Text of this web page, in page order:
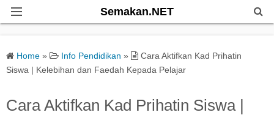
Semakan.NET
Bantuan Kerajaan
Biasiswa
Home » Info Pendidikan »
Cara Aktifkan Kad Prihatin
Siswa | Kelebihan dan Faedah Kepada Pelajar
Cara Aktifkan Kad Prihatin Siswa |